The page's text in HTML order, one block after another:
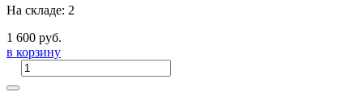
На складе: 2
1 600 руб.
в корзину